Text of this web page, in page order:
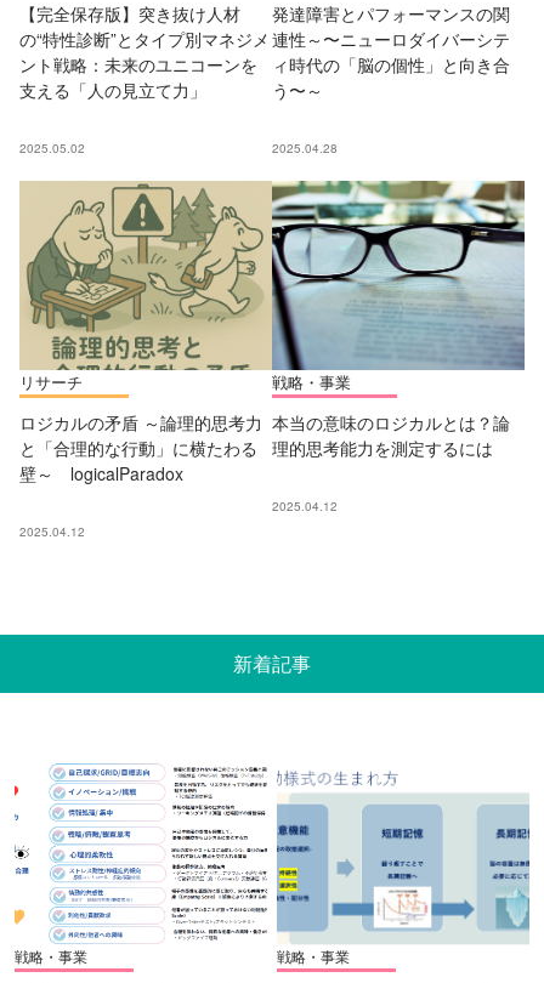
【完全保存版】突き抜け人材
の“特性診断”とタイプ別マネジメ
ント戦略：未来のユニコーンを
支える「人の見立て力」
2025.05.02
発達障害とパフォーマンスの関
連性～〜ニューロダイバーシテ
ィ時代の「脳の個性」と向き合
う〜～
2025.04.28
リサーチ
ロジカルの矛盾 ～論理的思考力
と「合理的な行動」に横たわる
壁～ logicalParadox
2025.04.12
戦略・事業
本当の意味のロジカルとは？論
理的思考能力を測定するには
2025.04.12
新着記事
戦略・事業 戦略・事業